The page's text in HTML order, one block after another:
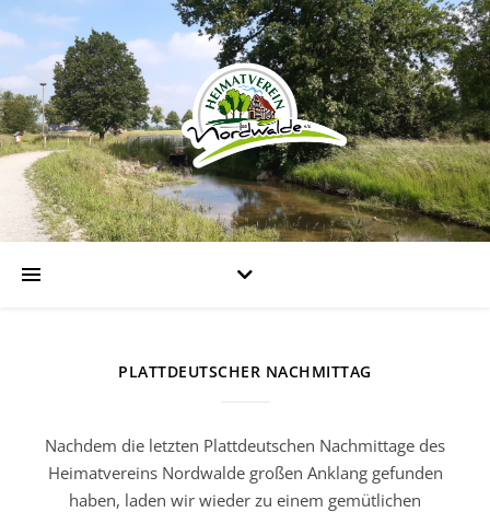
PLATTDEUTSCHER NACHMITTAG
Nachdem die letzten Plattdeutschen Nachmittage des
Heimatvereins Nordwalde großen Anklang gefunden
haben, laden wir wieder zu einem gemütlichen